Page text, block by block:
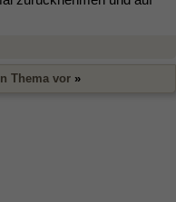
Thema vor »